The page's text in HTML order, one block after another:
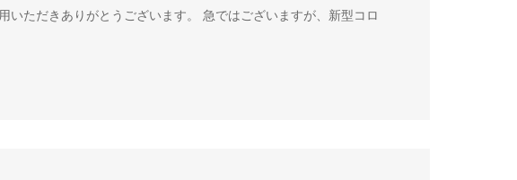
いただきありがとうございます。 急ではございますが、新型コロ